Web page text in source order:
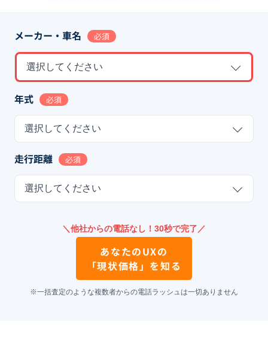
メーカー・車名 必須
選択してください
年式 必須
選択してください
走行距離 必須
選択してください
＼他社からの電話なし！30秒で完了／
あなたのUXの
「現状価格」を知る
※一括査定のような複数者からの電話ラッシュは一切ありません